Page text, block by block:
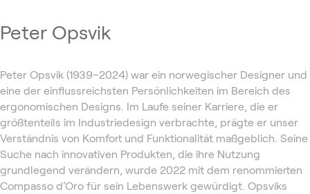
Peter Opsvik
Peter Opsvik (1939–2024) war ein norwegischer Designer und
eine der einflussreichsten Persönlichkeiten im Bereich des
ergonomischen Designs. Im Laufe seiner Karriere, die er
größtenteils im Industriedesign verbrachte, prägte er unser
Verständnis von Komfort und Funktionalität maßgeblich. Seine
Suche nach innovativen Produkten, die ihre Nutzung
grundlegend verändern, wurde 2022 mit dem renommierten
Compasso d’Oro für sein Lebenswerk gewürdigt. Opsviks